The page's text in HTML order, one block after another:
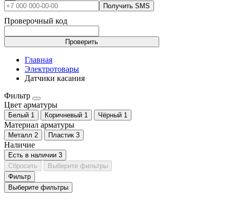
Получить SMS
Проверочный код
Проверить
Главная
Электротовары
Датчики касания
Фильтр
Цвет арматуры
Белый 1 Коричневый 1 Чёрный 1
Материал арматуры
Металл 2 Пластик 3
Наличие
Есть в наличии 3
Сбросить
Выберите фильтры
Фильтр
Выберите фильтры